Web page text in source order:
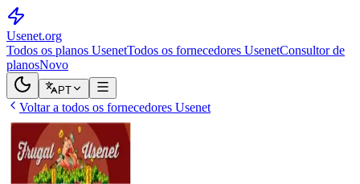
Usenet.org
Todos os planos UsenetTodos os fornecedores UsenetConsultor de
planosNovo
PT
Voltar a todos os fornecedores Usenet